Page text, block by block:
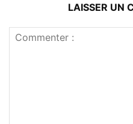
LAISSER UN